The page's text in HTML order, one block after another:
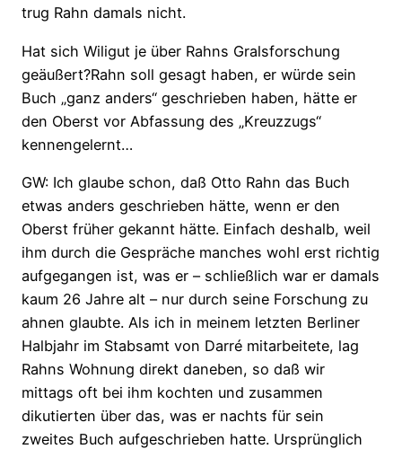
trug Rahn damals nicht.
Hat sich Wiligut je über Rahns Gralsforschung
geäußert?Rahn soll gesagt haben, er würde sein
Buch „ganz anders“ geschrieben haben, hätte er
den Oberst vor Abfassung des „Kreuzzugs“
kennengelernt…
GW: Ich glaube schon, daß Otto Rahn das Buch
etwas anders geschrieben hätte, wenn er den
Oberst früher gekannt hätte. Einfach deshalb, weil
ihm durch die Gespräche manches wohl erst richtig
aufgegangen ist, was er – schließlich war er damals
kaum 26 Jahre alt – nur durch seine Forschung zu
ahnen glaubte. Als ich in meinem letzten Berliner
Halbjahr im Stabsamt von Darré mitarbeitete, lag
Rahns Wohnung direkt daneben, so daß wir
mittags oft bei ihm kochten und zusammen
dikutierten über das, was er nachts für sein
zweites Buch aufgeschrieben hatte. Ursprünglich